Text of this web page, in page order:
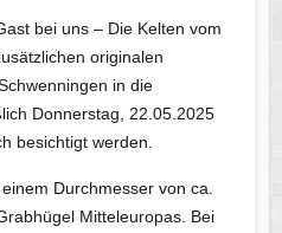
bei uns – Die Kelten vom
originalen
in die
Donnerstag, 22.05.2025
besichtigt werden.
Durchmesser von ca.
Mitteleuropas. Bei